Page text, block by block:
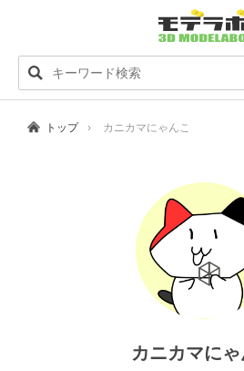
トップ カニカマにゃんこ
カニカマにゃ